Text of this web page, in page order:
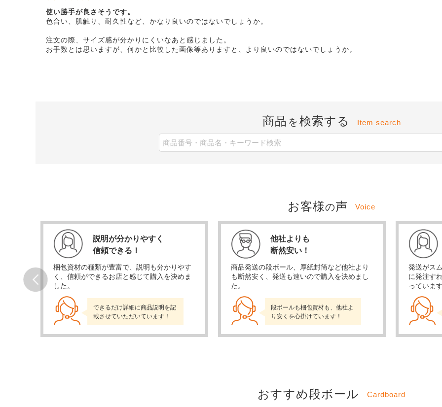
使い勝手が良さそうです。
色合い、肌触り、耐久性など、かなり良いのではないでしょうか。
注文の際、サイズ感が分かりにくいなあと感じました。
お手数とは思いますが、何かと比較した画像等ありますと、より良いのではないでしょうか。
商品 を 検索する Item search
お客様の声 Voice
説明が分かりやすく
信頼できる！
梱包資材の種類が豊富で、説明も分かりやす
く、信頼ができるお店と感じて購入を決めま
した。
できるだけ詳細に商品説明を記
載させていただいています！
他社よりも
断然安い！
商品発送の段ボール、厚紙封筒など他社より
も断然安く、発送も速いので購入を決めまし
た。
段ボールも梱包資材も、他社よ
り安くを心掛けています！
発送がス
に発注す
っています
おすすめ段ボール Cardboard